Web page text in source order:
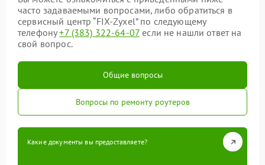
часто задаваемыми вопросами, либо обратиться в
сервисный центр “FIX-Zyxel” по следующему
телефону+7 (383) 322-64-07 если не нашли ответ на
свой вопрос.
Общие вопросы
Вопросы по ремонту роутеров
Какие документы вы предоставляете?